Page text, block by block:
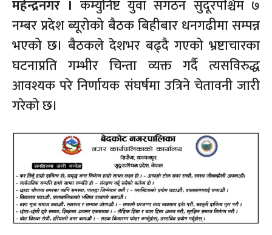
महेन्द्रनगर । कम्युनिष्ट युवा संगठन सुदूरपश्चिम ७
नम्बर प्रदेश ब्यूरोको बैठक बिहीबार धनगढीमा सम्पन्न
भएको छ। बैठकले देशभर बढ्दै गएको भ्रष्टाचारका
घटनाप्रति गम्भीर चिन्ता व्यक्त गर्दै त्यसविरुद्ध
आवश्यक परे निर्णायक संघर्षमा उत्रिने चेतावनी जारी
गरेको छ।